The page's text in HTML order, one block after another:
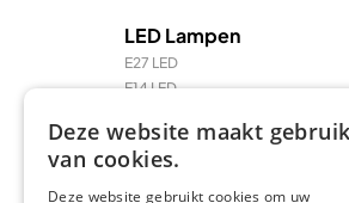
LED Lampen
E27 LED
E14 LED
LED TL & LED PL
R7 / R7s LED
Deze website maakt gebruik
van cookies.
Deze website gebruikt cookies om uw